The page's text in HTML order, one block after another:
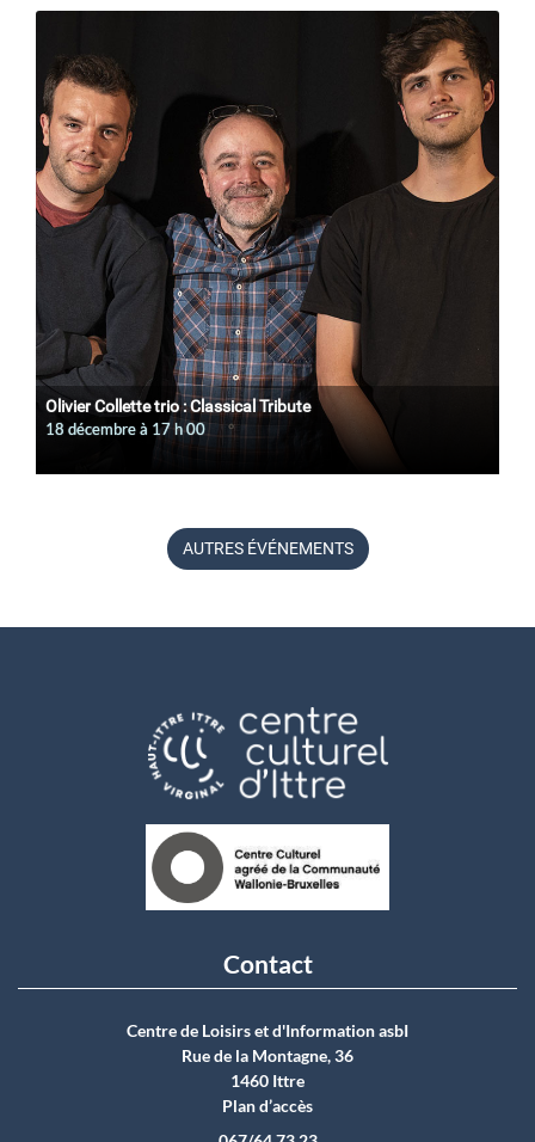
Olivier Collette trio : Classical Tribute
18 décembre à 17 h 00
AUTRES ÉVÉNEMENTS
Contact
Centre de Loisirs et d'Information asbI
Rue de la Montagne, 36
1460 Ittre
Plan d’accès